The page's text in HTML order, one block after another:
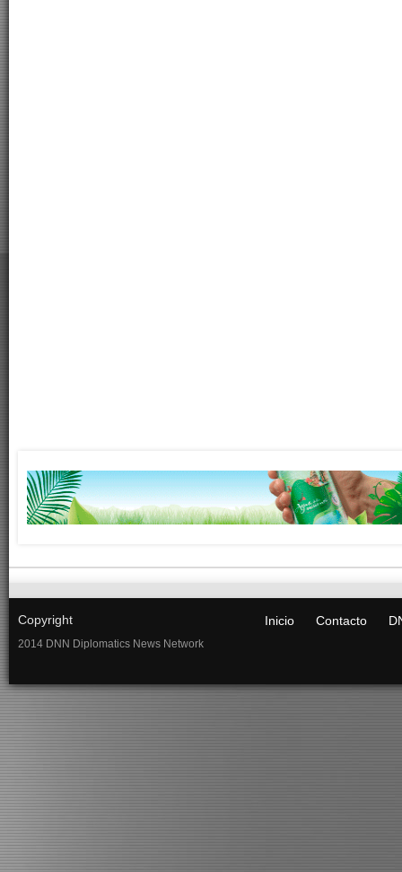
Copyright
2014 DNN Diplomatics News Network
Inicio Contacto